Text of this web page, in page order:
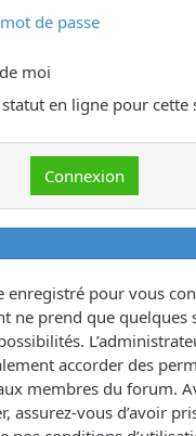
de passe
moi
en ligne pour cette
enregistré pour vous
ne prend que quelques
accorder des
membres du forum.
assurez-vous d’avoir